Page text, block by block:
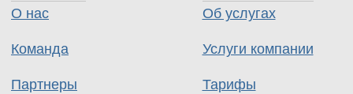
О нас
Команда
Партнеры
Об услугах
Услуги компании
Тарифы